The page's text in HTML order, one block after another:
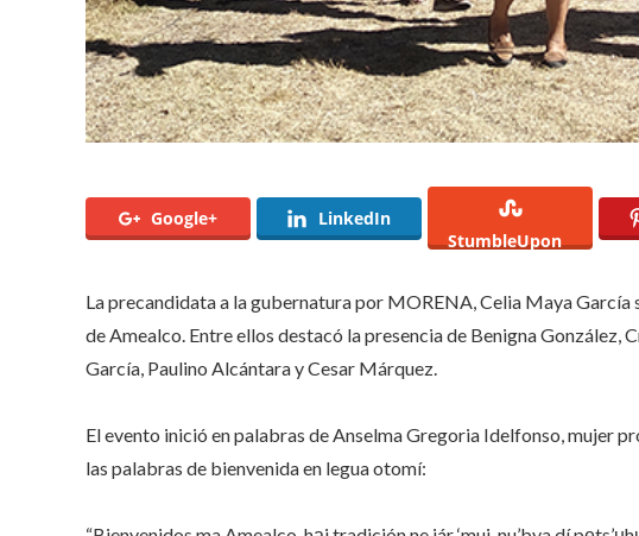
Google+
LinkedIn
StumbleUpon
La precandidata a la gubernatura por MORENA, Celia Maya
de Amealco. Entre ellos destacó la presencia de Benigna
García, Paulino Alcántara y Cesar Márquez.
El evento inició en palabras de Anselma Gregoria Idelfonso, mujer
las palabras de bienvenida en legua otomí: